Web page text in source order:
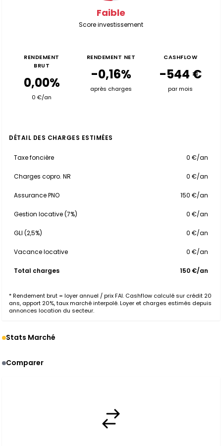
Faible
Score investissement
RENDEMENT
BRUT
0,00%
0 €/an
RENDEMENT NET
-0,16%
après charges
CASHFLOW
-544 €
par mois
DÉTAIL DES CHARGES ESTIMÉES
Taxe foncière 0 €/an
Charges copro. NR 0 €/an
Assurance PNO 150 €/an
Gestion locative (7%) 0 €/an
GLI (2,5%) 0 €/an
Vacance locative 0 €/an
Total charges 150 €/an
* Rendement brut = loyer annuel / prix FAI. Cashflow calculé sur crédit 20
ans, apport 20%, taux marché interpolé. Loyer et charges estimés depuis
annonces location du secteur.
Stats Marché
Comparer